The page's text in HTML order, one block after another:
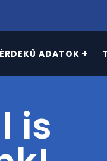
ADATOK
is